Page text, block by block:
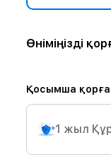
Өніміңізді
Қосымша
1 жыл